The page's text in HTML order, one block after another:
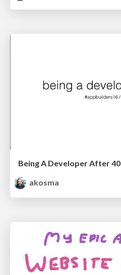
Being A Developer After 40
akosma